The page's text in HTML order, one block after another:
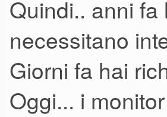
Quindi.. anni
necessitano
Giorni fa hai
Oggi... i